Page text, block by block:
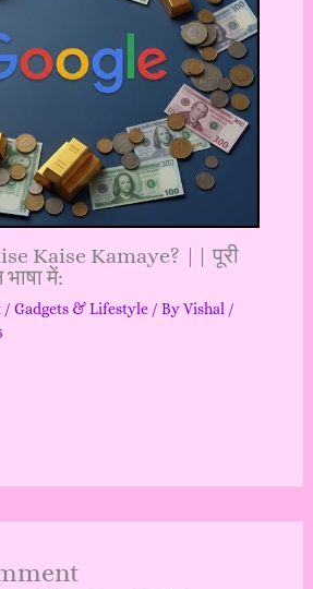
Kaise Kamaye? || पूरी
में:
/ Gadgets & Lifestyle/ ByVishal /